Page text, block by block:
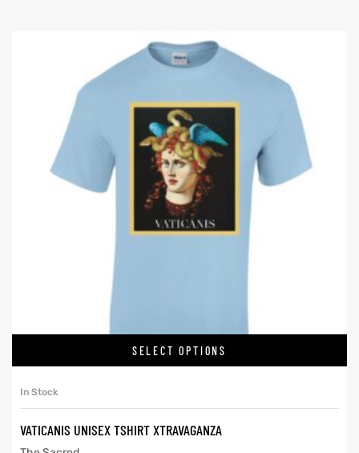
SELECT OPTIONS
In Stock
VATICANIS UNISEX TSHIRT XTRAVAGANZA